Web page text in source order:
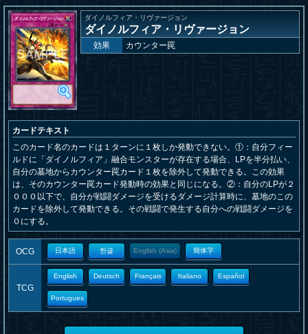
ダイノルフィア・リヴァージョン
ダイノルフィア・リヴァージョン
効果 カウンター罠
カードテキスト
このカード名のカードは１ターンに１枚しか発動できない。①：自分フィー
ルドに「ダイノルフィア」融合モンスターが存在する場合、LPを半分払い、
自分の墓地からカウンター罠カード１枚を除外して発動できる。この効果
は、そのカウンター罠カード発動時の効果と同じになる。②：自分のLPが２
０００以下で、自分が戦闘ダメージを受けるダメージ計算時に、墓地のこの
カードを除外して発動できる。その戦闘で発生する自分への戦闘ダメージを
０にする。
OCG 日本語 한글 English (Asia) 簡体字
TCG
English Deutsch Français Italiano Español
Portugues